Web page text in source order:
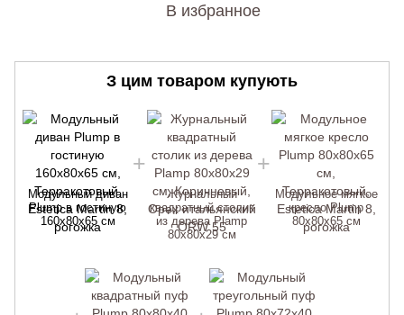
В избранное
З цим товаром купують
Модульный диван
Plump в гостиную
160х80х65 см
Журнальный
квадратный столик
из дерева Plamp
80x80x29 см
Модульное мягкое
кресло Plump
80х80х65 см